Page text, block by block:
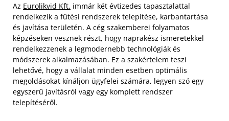
Az Eurolikvid Kft. immár két évtizedes tapasztalattal
rendelkezik a fűtési rendszerek telepítése, karbantartása
és javítása területén. A cég szakemberei folyamatos
képzéseken vesznek részt, hogy naprakész ismeretekkel
rendelkezzenek a legmodernebb technológiák és
módszerek alkalmazásában. Ez a szakértelem teszi
lehetővé, hogy a vállalat minden esetben optimális
megoldásokat kínáljon ügyfelei számára, legyen szó egy
egyszerű javításról vagy egy komplett rendszer
telepítéséről.